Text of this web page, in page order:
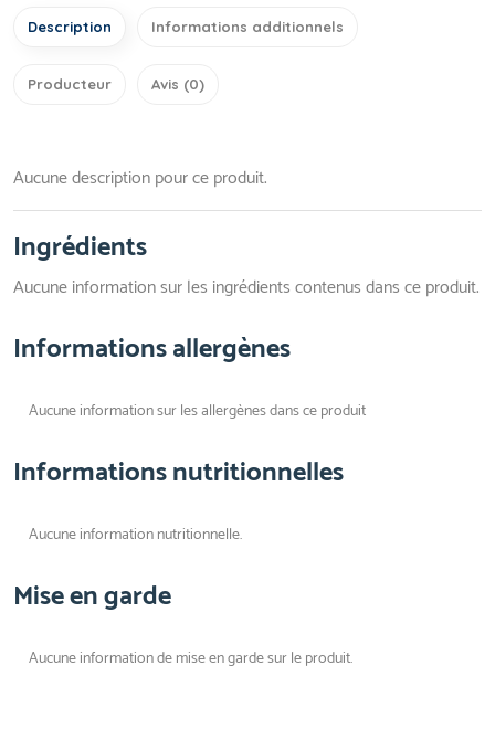
Description Informations additionnels
Producteur Avis (0)
Aucune description pour ce produit.
Ingrédients
Aucune information sur les ingrédients contenus dans ce produit.
Informations allergènes
Aucune information sur les allergènes dans ce produit
Informations nutritionnelles
Aucune information nutritionnelle.
Mise en garde
Aucune information de mise en garde sur le produit.